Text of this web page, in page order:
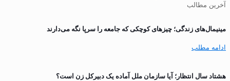
آخرین مطالب
مینیمال‌های زندگی؛ چیزهای کوچکی که جامعه را سرپا نگه می‌دارند
ادامه مطلب
هشتاد سال انتظار؛ آیا سازمان ملل آماده یک دبیرکل زن است؟